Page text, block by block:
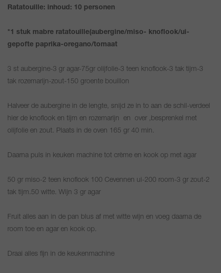
Ratatouille: inhoud: 10 personen
*1 stuk mabre ratatouille(aubergine/miso- knoflook/ui-
gepofte paprika-oregano/tomaat
3 st aubergine-3 gr agar-75gr olijfolie-3 teen knoflook-3 tak tijm-3
tak rozemarijn-zout-150 groente bouillon
Halveer de aubergine in de lengte, snijd ze in to aan de schil-verdeel
hier de knoflook en tijm en rozemarijn en over ,besprenkel met
olijfolie en zout. Plaats in de oven 165 gr 40 min.
Daarna puls in keuken machine tot crème en kook op met agar
50 gr miso-2 teen knoflook 100 Cevennen ui-200 room-3 gr zout-2
tak tijm.50 witte. Wijn 3 gr agar
Fruit alles aan in de pan blus af met witte wijn en voeg daarna de
room toe en agar en kook op.
Draai alles fijn in de keukenmachine